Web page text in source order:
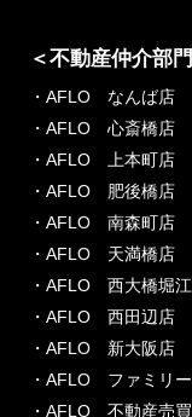
＜不動産仲介部
・AFLO なんば店
・AFLO 心斎橋店
・AFLO 上本町店
・AFLO 肥後橋店
・AFLO 南森町店
・AFLO 天満橋店
・AFLO 西大橋堀
・AFLO 西田辺店
・AFLO 新大阪店
・AFLO ファミリ
・AFLO 不動産売